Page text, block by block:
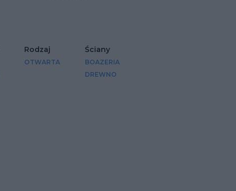
Rodzaj
OTWARTA
Ściany
BOAZERIA
DREWNO